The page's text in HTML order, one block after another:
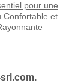
pour une
Confortable et